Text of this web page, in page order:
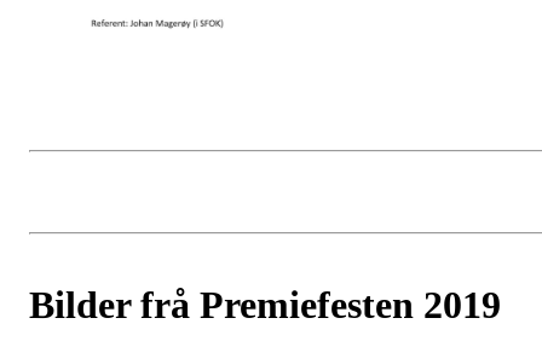
Bilder frå Premiefesten 2019